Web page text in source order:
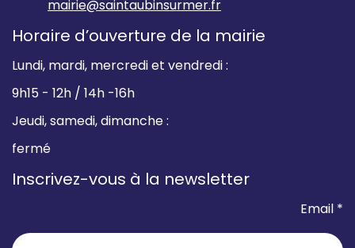
mairie@saintaubinsurmer.fr
Horaire d’ouverture de la mairie
Lundi, mardi, mercredi et vendredi :
9h15 - 12h / 14h -16h
Jeudi, samedi, dimanche :
fermé
Inscrivez-vous à la newsletter
Email *